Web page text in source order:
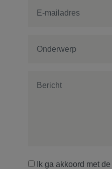
Ik ga akkoord met de